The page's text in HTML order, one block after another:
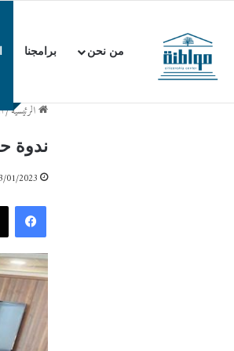
من نحن برامجنا
السبت (8) أغسطس / 2026 مركز المواطنة
الرئيسية/
ندوة
01/2023